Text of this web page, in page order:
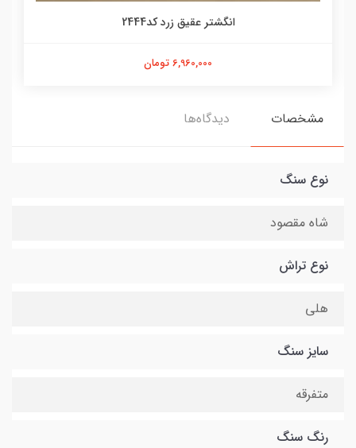
انگشتر عقیق زرد کد2444
6,960,000 تومان
مشخصات دیدگاه‌ها
نوع سنگ
شاه مقصود
نوع تراش
هلی
سایز سنگ
متفرقه
رنگ سنگ